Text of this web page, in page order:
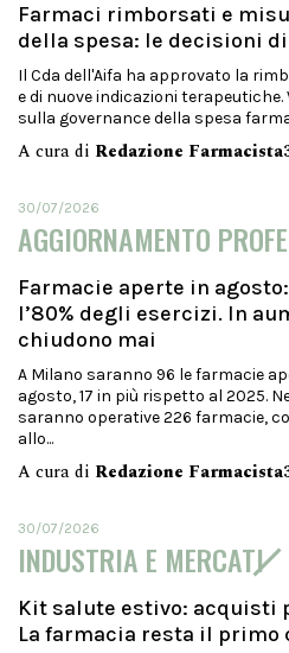
Farmaci rimborsati e
della spesa: le decisioni
Il Cda dell'Aifa ha approvato la
e di nuove indicazioni
sulla governance della spesa
A cura di Redazione
30/07/2026
AGGIORNAMENTO
Farmacie aperte in
l’80% degli esercizi. In
chiudono mai
A Milano saranno 96 le farmacie
agosto, 17 in più rispetto al 2025.
saranno operative 226 farmacie,
allo...
A cura di Redazione
30/07/2026
INDUSTRIA E MERCATI
Kit salute estivo: acquisti
La farmacia resta il primo